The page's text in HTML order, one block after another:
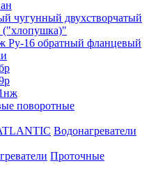
чугунный двухстворчатый
Ру-16 обратный фланцевый
поворотные
Водонагреватели
Проточные